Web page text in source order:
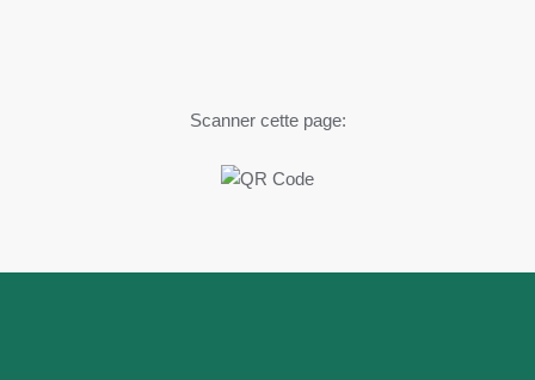
Scanner cette page: